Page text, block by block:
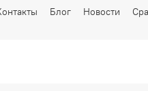
Блог Новости